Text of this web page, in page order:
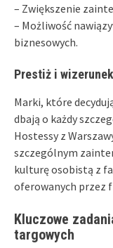
– Zwiększenie
– Możliwość
biznesowych.
Prestiż i
Marki, które
dbają o każdy
Hostessy z
szczególnym
kulturę osobistą z
oferowanych przez
Kluczowe
targowych